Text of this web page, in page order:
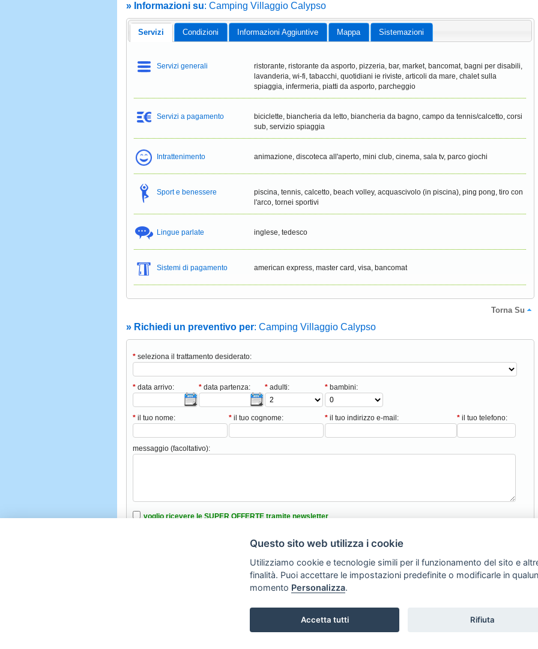
» Informazioni su: Camping Villaggio Calypso
Servizi Condizioni Informazioni Aggiuntive Mappa Sistemazioni
Servizi generali
ristorante, ristorante da asporto, pizzeria, bar, market, bancomat, bagni per disabili,
lavanderia, wi-fi, tabacchi, quotidiani ie riviste, articoli da mare, chalet sulla
spiaggia, infermeria, piatti da asporto, parcheggio
Servizi a pagamento
biciclette, biancheria da letto, biancheria da bagno, campo da tennis/calcetto, corsi
sub, servizio spiaggia
Intrattenimento animazione, discoteca all'aperto, mini club, cinema, sala tv, parco giochi
Sport e benessere
piscina, tennis, calcetto, beach volley, acquascivolo (in piscina), ping pong, tiro con
l'arco, tornei sportivi
Lingue parlate inglese, tedesco
Sistemi di pagamento american express, master card, visa, bancomat
Torna Su
» Richiedi un preventivo per: Camping Villaggio Calypso
*seleziona il trattamento desiderato:
*data arrivo: *data partenza: *adulti: *bambini:
*il tuo nome: *il tuo cognome: *il tuo indirizzo e-mail: *il tuo telefono:
messaggio (facoltativo):
voglio ricevere le SUPER OFFERTE tramite newsletter
ho letto e accettato le condizioni nell’informativa sulla privacy
Torna Su
Copyright © 2008 -SVILUPPO TURISMO ITALIA S.r.L. unipersonale
Via A. Costa, 2 - 63822 Porto San Giorgio (FM)
Tel. 0734 677208
Questo sito web utilizza i cookie
Utilizziamo cookie e tecnologie simili per il funzionamento del sito e
finalità. Puoi accettare le impostazioni predefinite o modificarle in
momento Personalizza.
Accetta tutti Rifiuta